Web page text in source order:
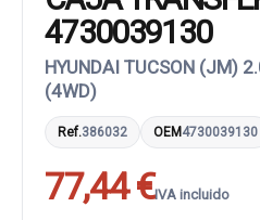
4730039130
HYUNDAI TUCSON (JM)
(4WD)
Ref.386032 OEM4730039130
77,44 €IVA incluido